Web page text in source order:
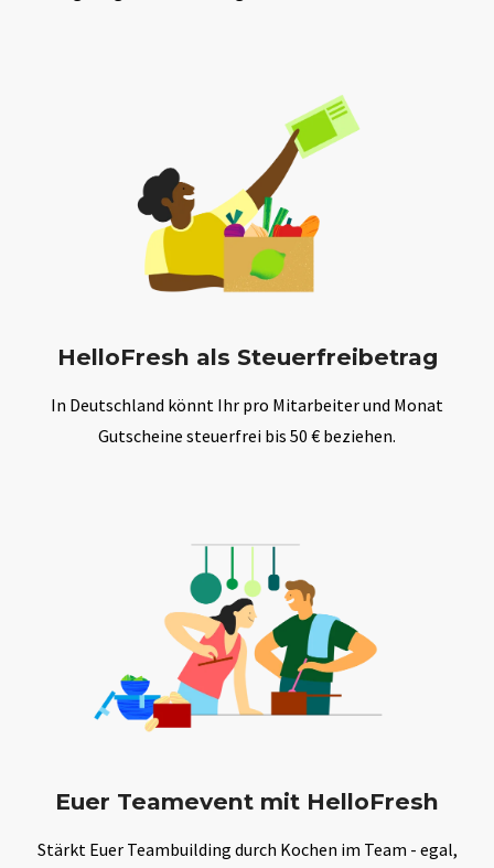
HelloFresh als Steuerfreibetrag
In Deutschland könnt Ihr pro Mitarbeiter und Monat
Gutscheine steuerfrei bis 50 € beziehen.
Euer Teamevent mit HelloFresh
Stärkt Euer Teambuilding durch Kochen im Team - egal,